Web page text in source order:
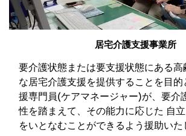
居宅介護支援事業所
要介護状態または要支援状態にある高
な居宅介護支援を提供することを目的
援専門員(ケアマネージャー)が、要介
性を踏まえて、その能力に応じた 自
をいとなむことができるよう援助いた